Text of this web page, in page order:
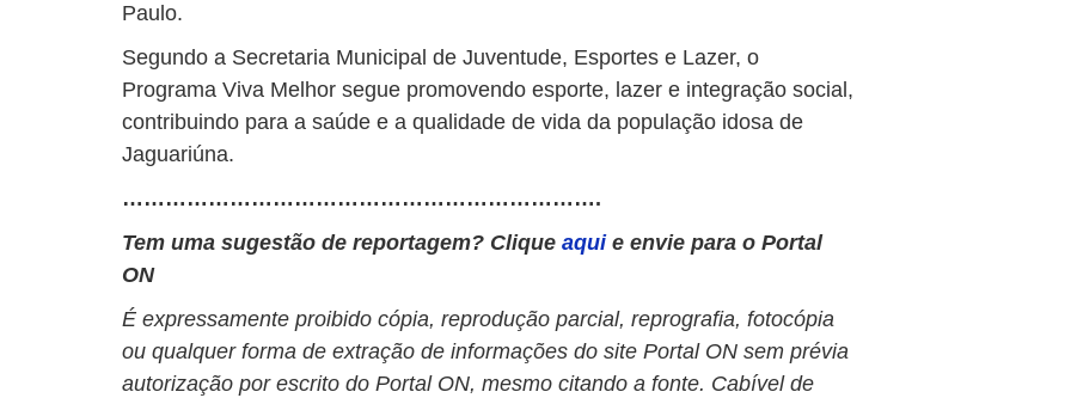
Paulo.
Segundo a Secretaria Municipal de Juventude, Esportes e Lazer, o
Programa Viva Melhor segue promovendo esporte, lazer e integração social,
contribuindo para a saúde e a qualidade de vida da população idosa de
Jaguariúna.
………………………………………………………….
Tem uma sugestão de reportagem? Clique aqui e envie para o Portal
ON
É expressamente proibido cópia, reprodução parcial, reprografia, fotocópia
ou qualquer forma de extração de informações do site Portal ON sem prévia
autorização por escrito do Portal ON, mesmo citando a fonte. Cabível de